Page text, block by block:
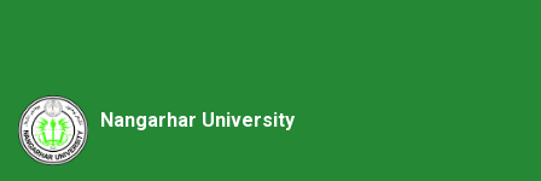
Nangarhar University